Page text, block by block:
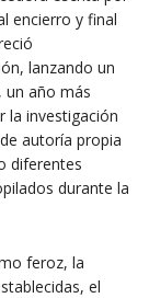
encierro y final
lanzando un
un año más
la investigación
autoría propia
diferentes
durante la
feroz, la
el